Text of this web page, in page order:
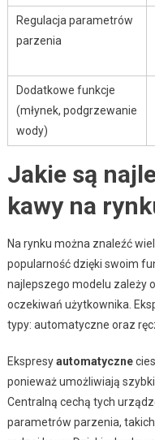
Regulacja parametrów
parzenia
Dodatkowe funkcje
(młynek, podgrzewanie
wody)
Jakie są
kawy na
Na rynku można znaleźć
popularność dzięki swoim
najlepszego modelu zależy
oczekiwań użytkownika.
typy: automatyczne oraz
Ekspresyautomatyczne
ponieważ umożliwiają
Centralną cechą tych
parametrów parzenia,